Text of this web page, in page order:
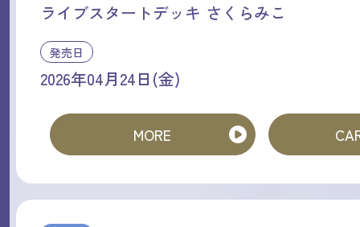
ライブスタートデッキ さくらみこ
発売日
2026年04月24日(金)
MORE